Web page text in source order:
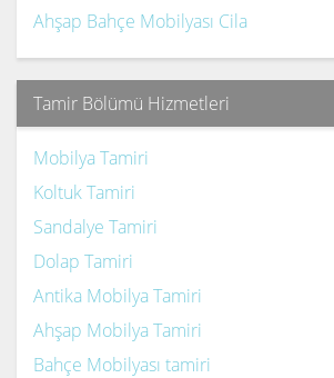
Ahşap Bahçe Mobilyası Cila
Tamir Bölümü Hizmetleri
Mobilya Tamiri
Koltuk Tamiri
Sandalye Tamiri
Dolap Tamiri
Antika Mobilya Tamiri
Ahşap Mobilya Tamiri
Bahçe Mobilyası tamiri